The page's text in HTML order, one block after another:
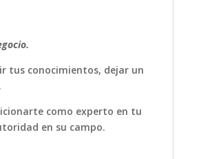
tus conocimientos, dejar un
como experto en tu
en su campo.